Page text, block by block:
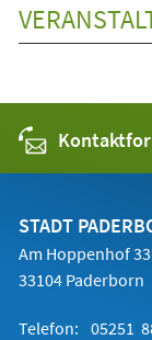
STADT
Am Hoppenhof 33
33104 Paderborn
Telefon: 05251